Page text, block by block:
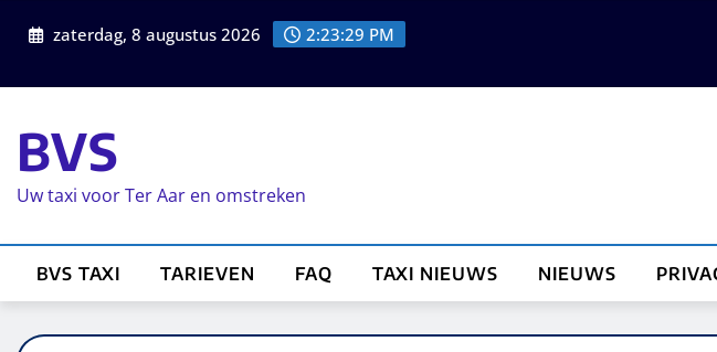
zaterdag, 8 augustus 2026 2:23:30 PM
BVS
Uw taxi voor Ter Aar en omstreken
BVS TAXI TARIEVEN FAQ TAXI NIEUWS NIEUWS